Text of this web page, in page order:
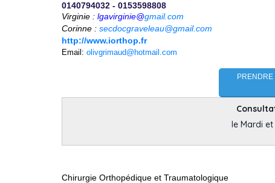
0140794032 - 0153598808
Virginie : lgavirginie@gmail.com
Corinne : secdocgraveleau@gmail.com
http://www.iorthop.fr
Email: olivgrimaud@hotmail.com
le Mardi
Chirurgie Orthopédique et Traumatologique